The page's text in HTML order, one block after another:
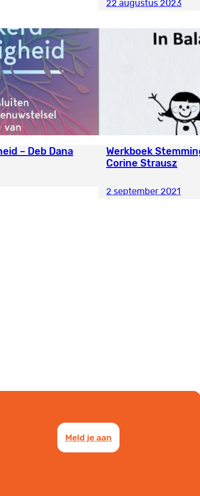
22 augustus 2023
– Deb Dana
Werkboek
Corine Strausz
2 september 2021
Meld je aan